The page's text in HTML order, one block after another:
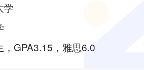
学
，GPA3.15，雅思6.0